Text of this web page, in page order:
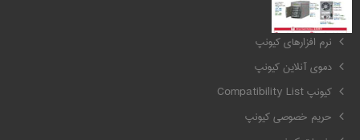
کیونپ QNAP
نرم افزارهای کیونپ
دموی آنلاین کیونپ
کیونپ Compatibility List
حریم خصوصی کیونپ